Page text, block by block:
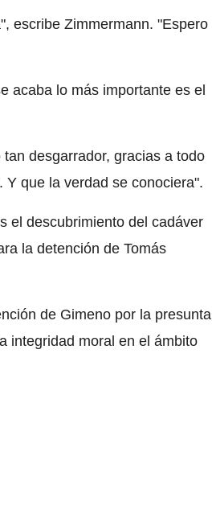
escribe Zimmermann. "Espero
acaba lo más importante es el
desgarrador, gracias a todo
que la verdad se conociera".
el descubrimiento del cadáver
la detención de Tomás
de Gimeno por la presunta
integridad moral en el ámbito